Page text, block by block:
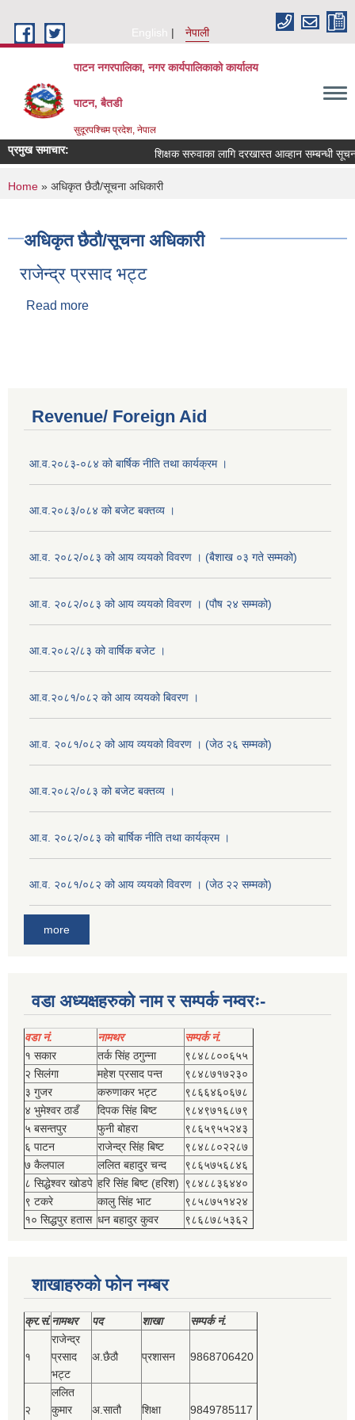
English
नेपाली
पाटन नगरपालिका, नगर कार्यपालिकाको कार्यालय
पाटन, बैतडी
सुदूरपश्चिम प्रदेश, नेपाल
प्रमुख समाचार: शिक्षक सरुवाका लागि दरखास्त आव्हान सम्बन्धी सूचना ।
You are here
Home » अधिकृत छैठौ/सूचना अधिकारी
अधिकृत छैठौ/सूचना अधिकारी
राजेन्द्र प्रसाद भट्ट
Read more
Revenue/ Foreign Aid
आ.व.२०८३-०८४ को बार्षिक नीति तथा कार्यक्रम ।
आ.व.२०८३/०८४ को बजेट बक्तव्य ।
आ.व. २०८२/०८३ को आय व्ययको विवरण । (बैशाख ०३ गते सम्मको)
आ.व. २०८२/०८३ को आय व्ययको विवरण । (पौष २४ सम्मको)
आ.व.२०८२/८३ को वार्षिक बजेट ।
आ.व.२०८१/०८२ को आय व्ययको बिवरण ।
आ.व. २०८१/०८२ को आय व्ययको विवरण । (जेठ २६ सम्मको)
आ.व.२०८२/०८३ को बजेट बक्तव्य ।
आ.व. २०८२/०८३ को बार्षिक नीति तथा कार्यक्रम ।
आ.व. २०८१/०८२ को आय व्ययको विवरण । (जेठ २२ सम्मको)
more
वडा अध्यक्षहरुको नाम र सम्पर्क नम्वरः-
वडा नं. नामथर
सम्पर्क नं.
१ सकार
तर्क सिंह ठगुन्‍ना
९८४८८००६५५
२ सिलंगा
महेश प्रसाद पन्त
९८४८७१७२३०
३ गुजर
करुणाकर भट्ट
९८६६४६०६७८
४ भुमेश्‍वर ठाडँ
दिपक सिंह बिष्‍ट
९८४९७१६८७९
५ बसन्तपुर
फुनी बोहरा
९८६५९५५२४३
६ पाटन
राजेन्द्र सिंह बिष्‍ट
९८४८८०२२८७
७ कैलपाल
ललित बहादुर चन्द
९८६५७५६८४६
८ सिद्धेश्‍वर खोडपे हरि सिंह बिष्‍ट (हरिश) ९८४८८३६४४०
९ टकरे
कालु सिंह भाट
९८५८७५१४२४
१० सिद्धपुर हतास धन बहादुर कुवर ९८६८७८५३६२
शाखाहरुको फोन नम्बर
क्र.सं.नामथर पद शाखा सम्‍पर्क नं.
१
राजेन्द्र
प्रसाद
भट्ट
अ.छैठौ प्रशासन 9868706420
२
ललित
कुमार
अ.सातौ शिक्षा 9849785117